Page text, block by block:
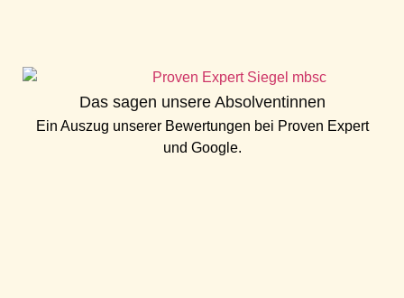
Das sagen unsere Absolventinnen
Ein Auszug unserer Bewertungen bei Proven Expert
und Google.